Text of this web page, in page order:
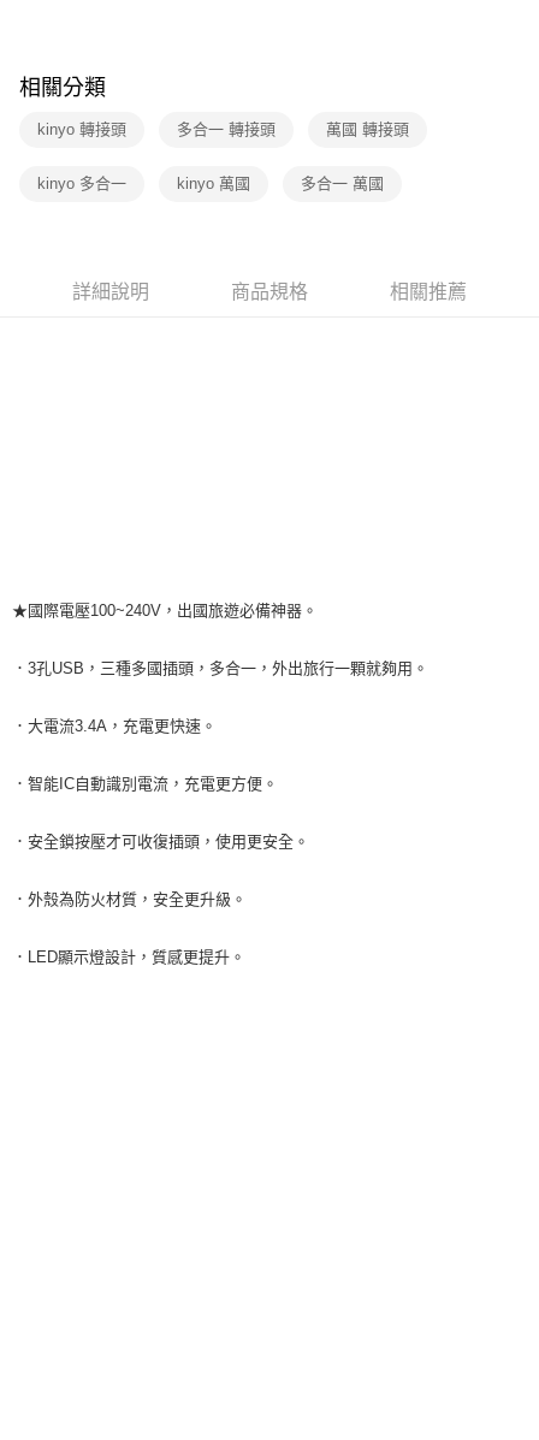
運送方式
宅配-下單後3-5個工作天配送(不含預購品)，箱購品分箱出貨
相關分類
kinyo 轉接頭 多合一 轉接頭 萬國 轉接頭
kinyo 多合一 kinyo 萬國 多合一 萬國
詳細說明 商品規格 相關推薦
★國際電壓100~240V，出國旅遊必備神器。
．3孔USB，三種多國插頭，多合一，外出旅行一顆就夠用。
．大電流3.4A，充電更快速。
．智能IC自動識別電流，充電更方便。
．安全鎖按壓才可收復插頭，使用更安全。
．外殼為防火材質，安全更升級。
．LED顯示燈設計，質感更提升。